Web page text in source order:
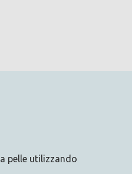
pelle utilizzando